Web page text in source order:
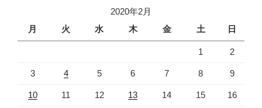
2020年2月
月
火 水 木 金 土 日
1 2
3 4 5 6 7 8 9
10 11 12 13 14 15 16